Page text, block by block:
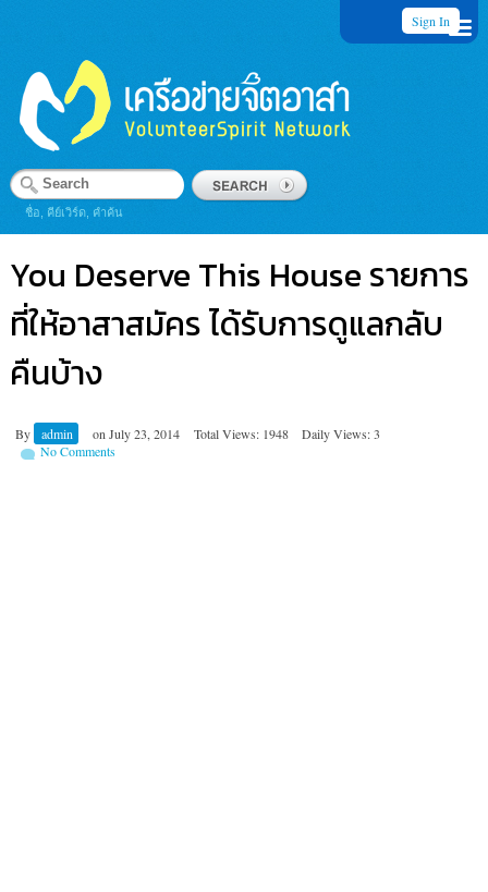
Sign In
ชื่อ, คีย์เวิร์ด, คำค้น
You Deserve This House รายการ
ที่ให้อาสาสมัคร ได้รับการดูแลกลับ
คืนบ้าง
By admin on July 23, 2014 Total Views: 1948
Daily Views: 3
No Comments